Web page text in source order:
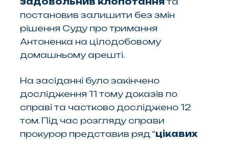
постановив залишити без змін
рішення Суду про тримання
Антоненка на цілодобовому
домашньому арешті.
На засіданні було закінчено
дослідження 11 тому доказів по
справі та частково досліджено 12
том. Під час розгляду справи
прокурор представив ряд “цікавих